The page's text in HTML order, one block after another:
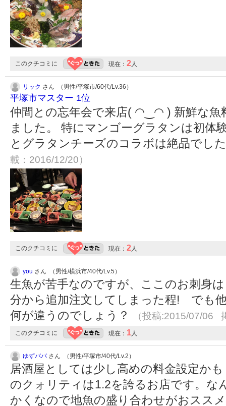
このクチコミに 現在： 2 人
リック さん （男性/平塚市/60代/Lv.36）
平塚市マスター 1位
仲間との忘年会で来店( ◠‿◠ ) 新鮮な魚
ました。 特にマンゴーグラタンは初体
とグラタンチーズのコラボは絶品で
載：2016/12/20）
このクチコミに 現在： 2 人
you さん （男性/横浜市/40代/Lv.5）
生魚が苦手なのですが、ここのお刺身
分から追加注文してしまった程! でも
何が違うのでしょう？
（投稿:2015/07/06
このクチコミに 現在： 1 人
ゆずパパさん （男性/平塚市/40代/Lv.2）
居酒屋としては少し高めの料金設定か
のクォリティは1.2を誇るお店です。な
かくなので地魚の盛り合わせがおスス